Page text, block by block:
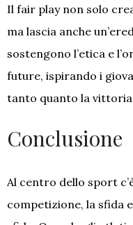
Il fair play non solo
ma lascia anche
sostengono l’etica e
future, ispirando i
tanto quanto la
Conclusione
Al centro dello sport
competizione, la sfida